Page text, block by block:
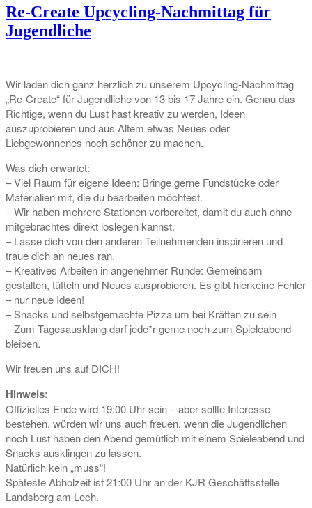
Re-Create Upcycling-Nachmittag für
Jugendliche
Wir laden dich ganz herzlich zu unserem Upcycling-Nachmittag
„Re-Create“ für Jugendliche von 13 bis 17 Jahre ein. Genau das
Richtige, wenn du Lust hast kreativ zu werden, Ideen
auszuprobieren und aus Altem etwas Neues oder
Liebgewonnenes noch schöner zu machen.
Was dich erwartet:
– Viel Raum für eigene Ideen: Bringe gerne Fundstücke oder
Materialien mit, die du bearbeiten möchtest.
– Wir haben mehrere Stationen vorbereitet, damit du auch ohne
mitgebrachtes direkt loslegen kannst.
– Lasse dich von den anderen Teilnehmenden inspirieren und
traue dich an neues ran.
– Kreatives Arbeiten in angenehmer Runde: Gemeinsam
gestalten, tüfteln und Neues ausprobieren. Es gibt hierkeine Fehler
– nur neue Ideen!
– Snacks und selbstgemachte Pizza um bei Kräften zu sein
– Zum Tagesausklang darf jede*r gerne noch zum Spieleabend
bleiben.
Wir freuen uns auf DICH!
Hinweis:
Offizielles Ende wird 19:00 Uhr sein – aber sollte Interesse
bestehen, würden wir uns auch freuen, wenn die Jugendlichen
noch Lust haben den Abend gemütlich mit einem Spieleabend und
Snacks ausklingen zu lassen.
Natürlich kein „muss“!
Späteste Abholzeit ist 21:00 Uhr an der KJR Geschäftsstelle
Landsberg am Lech.